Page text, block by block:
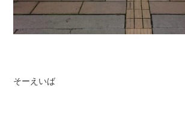
そーえいば